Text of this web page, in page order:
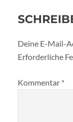
Deine E-Mail-
Erforderliche
Kommentar *